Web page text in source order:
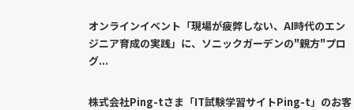
オンラインイベント「現場が疲弊しない、AI時代のエン
ジニア育成の実践」に、ソニックガーデンの"親方"プロ
グ...
株式会社Ping-tさま「IT試験学習サイトPing-t」のお客